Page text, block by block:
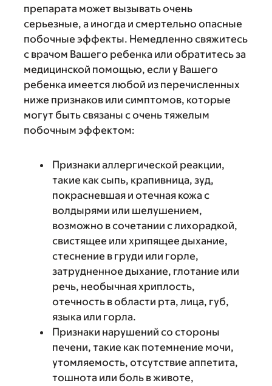
препарата может вызывать очень
серьезные, а иногда и смертельно опасные
побочные эффекты. Немедленно свяжитесь
с врачом Вашего ребенка или обратитесь за
медицинской помощью, если у Вашего
ребенка имеется любой из перечисленных
ниже признаков или симптомов, которые
могут быть связаны с очень тяжелым
побочным эффектом:
Признаки аллергической реакции,
такие как сыпь, крапивница, зуд,
покрасневшая и отечная кожа с
волдырями или шелушением,
возможно в сочетании с лихорадкой,
свистящее или хрипящее дыхание,
стеснение в груди или горле,
затрудненное дыхание, глотание или
речь, необычная хриплость,
отечность в области рта, лица, губ,
языка или горла.
Признаки нарушений со стороны
печени, такие как потемнение мочи,
утомляемость, отсутствие аппетита,
тошнота или боль в животе,